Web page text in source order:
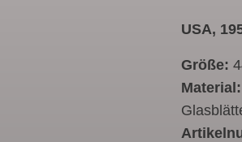
USA,
Größe:
Material: